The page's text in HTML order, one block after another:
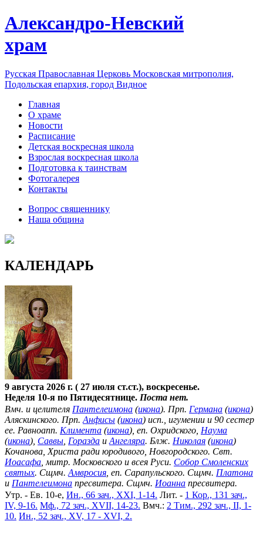
Александро-Невский
храм
Русская Православная Церковь Московская митрополия,
Подольская епархия, город Видное
Главная
О храме
Новости
Расписание
Детская воскресная школа
Взрослая воскресная школа
Подготовка к таинствам
Фотогалерея
Контакты
Вопрос священнику
Наша община
КАЛЕНДАРЬ
9 августа 2026 г. ( 27 июля ст.ст.), воскресенье.
Неделя 10-я по Пятидесятнице. Поста нет.
Вмч. и целителя Пантелеимона (икона). Прп. Германа (икона)
Аляскинского. Прп. Анфисы (икона) исп., игумении и 90 сестер
ее. Равноапп. Климента (икона), еп. Охридского, Наума
(икона), Саввы Горазда и Ангеляра. Блж. Николая (икона)
Кочанова, Христа ради юродивого, Новгородского. Свт.
Иоасафа , митр. Московского и всея Руси. Собор Смоленских
святых. Сщмч. Амвросия , еп. Сарапульского. Сщмч. Платона
и Пантелеимона пресвитера. Сщмч. Иоанна пресвитера.
Утр. - Ев. 10-е, Ин., 66 зач., XXI, 1-14. Лит. - 1 Кор., 131 зач.,
IV, 9-16. Мф., 72 зач., XVII, 14-23. Вмч.: 2 Тим., 292 зач., II, 1-
10. Ин., 52 зач., XV, 17 - XVI, 2.